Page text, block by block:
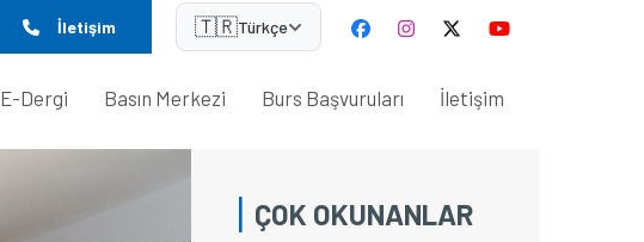
İletişim 🇹🇷Türkçe
E-Dergi Basın Merkezi Burs Başvuruları İletişim
ÇOK OKUNANLAR